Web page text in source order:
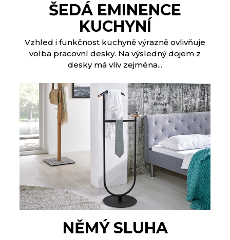
ŠEDÁ EMINENCE
KUCHYNÍ
Vzhled i funkčnost kuchyně výrazně ovlivňuje
volba pracovní desky. Na výsledný dojem z
desky má vliv zejména...
NĚMÝ SLUHA